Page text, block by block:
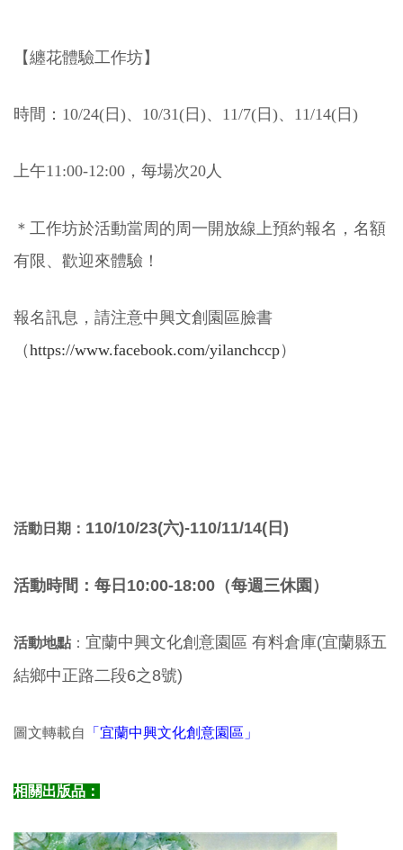
【纏花體驗工作坊】
時間：10/24(日)、10/31(日)、11/7(日)、11/14(日)
上午11:00-12:00，每場次20人
＊工作坊於活動當周的周一開放線上預約報名，名額
有限、歡迎來體驗！
報名訊息，請注意中興文創園區臉書
（https://www.facebook.com/yilanchccp）
活動日期： 110/10/23(六)-110/11/14(日)
活動時間：每日 10:00-18:00 （每週三休園）
活動地點 ： 宜蘭中興文化創意園區 有料倉庫(宜蘭縣五
結鄉中正路二段6之8號)
圖文轉載自 「宜蘭中興文化創意園區」
相關出版品：